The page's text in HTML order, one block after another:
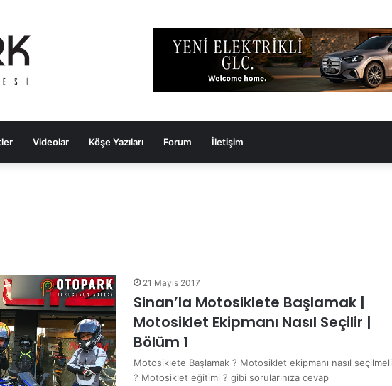
Videolar Köşe Yazıları Forum İletişim
21 Mayıs 2017
Sinan’la Motosiklete Başlamak |
Motosiklet Ekipmanı Nasıl Seçilir |
Bölüm 1
Motosiklete Başlamak ? Motosiklet ekipmanı nasıl seçilmeli
? Motosiklet eğitimi ? gibi sorularınıza cevap